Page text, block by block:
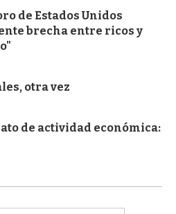
de Estados Unidos
brecha entre ricos y
otra vez
de actividad económica: